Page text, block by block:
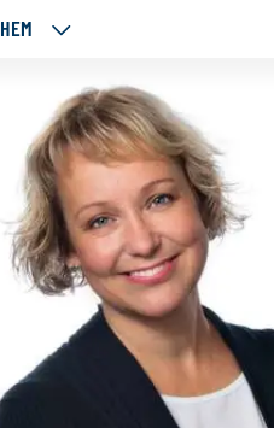
SB-
NEDANSTÅENDE
SIDOR